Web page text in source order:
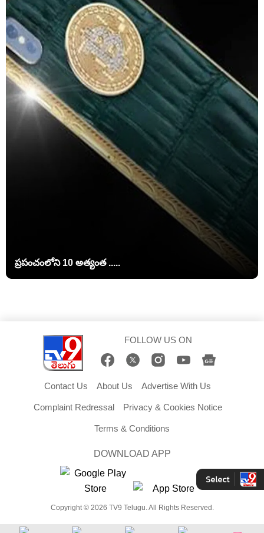
ప్రపంచంలోని 10 అత్యంత .....
FOLLOW US ON
Contact Us About Us Advertise With Us
Complaint Redressal Privacy & Cookies Notice
Terms & Conditions
DOWNLOAD APP
Copyright © 2026 TV9 Telugu. All Rights Reserved.